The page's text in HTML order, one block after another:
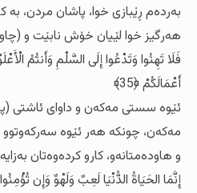
به‌رده‌م ڕێبازی خوا، پاشان مردن، به‌
هه‌رگیز خوا لێیان خۆش نابێت و
فَلَا تَهِنُوا وَتَدْعُوا إِلَى السَّلْمِ وَأَنتُمُ
أَعْمَالَكُمْ ﴿35﴾
ئێوه‌ سستی مه‌که‌ن و داوای ئاشتی
مه‌که‌ن، چونکه‌ هه‌ر ئێوه‌
و هاوده‌متانه‌و، کارو کرده‌وه‌تان
إِنَّمَا الحَيَاةُ الدُّنْيَا لَعِبٌ وَلَهْوٌ وَإِن